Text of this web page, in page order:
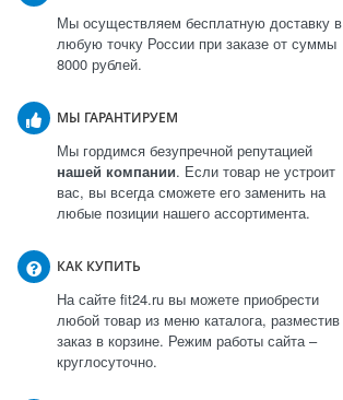
Мы осуществляем бесплатную доставку в
любую точку России при заказе от суммы
8000 рублей.
МЫ ГАРАНТИРУЕМ
Мы гордимся безупречной репутацией
нашей компании. Если товар не устроит
вас, вы всегда сможете его заменить на
любые позиции нашего ассортимента.
КАК КУПИТЬ
На сайте fit24.ru вы можете приобрести
любой товар из меню каталога, разместив
заказ в корзине. Режим работы сайта –
круглосуточно.